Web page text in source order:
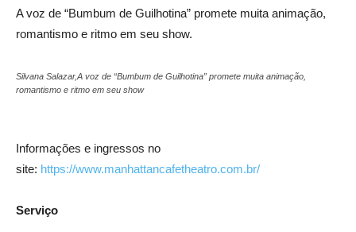
A voz de “Bumbum de Guilhotina” promete muita animação,
romantismo e ritmo em seu show.
Silvana Salazar,A voz de “Bumbum de Guilhotina” promete muita animação,
romantismo e ritmo em seu show
Informações e ingressos no
site: https://www.manhattancafetheatro.com.br/
Serviço